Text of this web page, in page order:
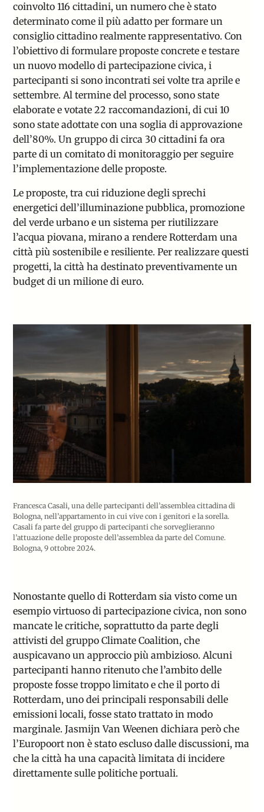
coinvolto 116 cittadini, un numero che è stato
determinato come il più adatto per formare un
consiglio cittadino realmente rappresentativo. Con
l’obiettivo di formulare proposte concrete e testare
un nuovo modello di partecipazione civica, i
partecipanti si sono incontrati sei volte tra aprile e
settembre. Al termine del processo, sono state
elaborate e votate 22 raccomandazioni, di cui 10
sono state adottate con una soglia di approvazione
dell’80%. Un gruppo di circa 30 cittadini fa ora
parte di un comitato di monitoraggio per seguire
l’implementazione delle proposte.
Le proposte, tra cui riduzione degli sprechi
energetici dell’illuminazione pubblica, promozione
del verde urbano e un sistema per riutilizzare
l’acqua piovana, mirano a rendere Rotterdam una
città più sostenibile e resiliente. Per realizzare questi
progetti, la città ha destinato preventivamente un
budget di un milione di euro.
Francesca Casali, una delle partecipanti dell’assemblea cittadina di
Bologna, nell’appartamento in cui vive con i genitori e la sorella.
Casali fa parte del gruppo di partecipanti che sorveglieranno
l’attuazione delle proposte dell’assemblea da parte del Comune.
Bologna, 9 ottobre 2024.
Nonostante quello di Rotterdam sia visto come un
esempio virtuoso di partecipazione civica, non sono
mancate le critiche, soprattutto da parte degli
attivisti del gruppo Climate Coalition, che
auspicavano un approccio più ambizioso. Alcuni
partecipanti hanno ritenuto che l’ambito delle
proposte fosse troppo limitato e che il porto di
Rotterdam, uno dei principali responsabili delle
emissioni locali, fosse stato trattato in modo
marginale. Jasmijn Van Weenen dichiara però che
l’Europoort non è stato escluso dalle discussioni, ma
che la città ha una capacità limitata di incidere
direttamente sulle politiche portuali.